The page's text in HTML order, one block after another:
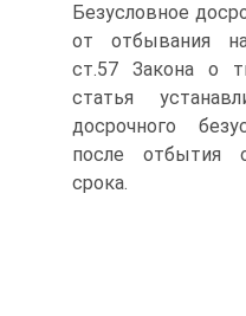
Безусловное
от отбывания
ст.57 Закона о
статья
досрочного
после отбытия
срока.